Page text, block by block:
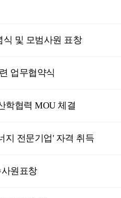
식 및 모범사원 표창
업무협약식
학협력 MOU 체결
지 전문기업' 자격 취득
원표창